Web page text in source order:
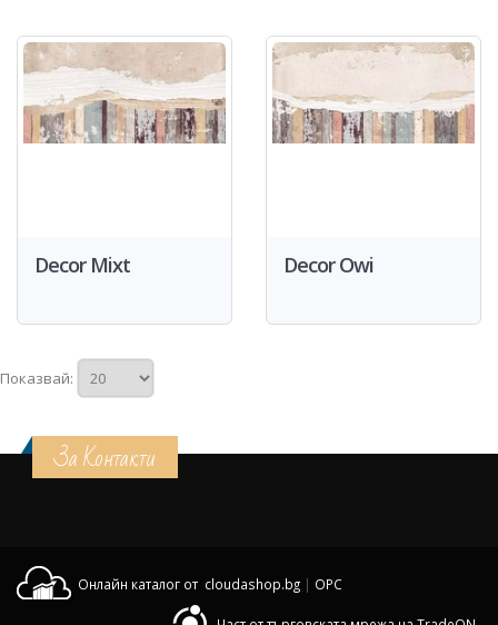
Decor Mixt Decor Owi
Показвай:
За Контакти
Онлайн каталог от cloudashop.bg | OPC